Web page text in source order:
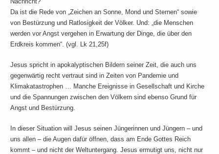
Da ist die Rede von „Zeichen an Sonne, Mond und Sternen“ sowie
von Bestürzung und Ratlosigkeit der Völker. Und: „die Menschen
werden vor Angst vergehen in Erwartung der Dinge, die über den
Erdkreis kommen“. (vgl. Lk 21,25f)
Jesus spricht in apokalyptischen Bildern seiner Zeit, die auch uns
gegenwärtig recht vertraut sind in Zeiten von Pandemie und
Klimakatastrophen … Manche Ereignisse in Gesellschaft und Kirche
und die Spannungen zwischen den Völkern sind ebenso Grund für
Angst und Bestürzung.
In dieser Situation will Jesus seinen Jüngerinnen und Jüngern – und
uns allen – die Augen dafür öffnen, dass am Ende Gottes Reich
kommt – und nicht der Weltuntergang. Jesus ermutigt uns, nicht nur